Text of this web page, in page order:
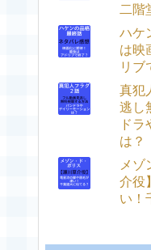
二階
ハケ
は映
リブ
真犯
逃し
ド
は？
メゾ
介役
い！